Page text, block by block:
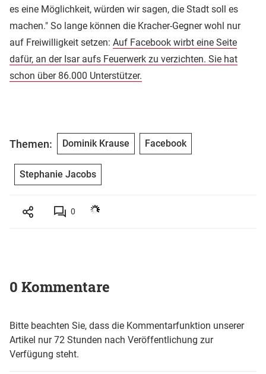
es eine Möglichkeit, würden wir sagen, die Stadt soll es
machen." So lange können die Kracher-Gegner wohl nur
auf Freiwilligkeit setzen: Auf Facebook wirbt eine Seite
dafür, an der Isar aufs Feuerwerk zu verzichten. Sie hat
schon über 86.000 Unterstützer.
Themen: Dominik Krause Facebook
Stephanie Jacobs
0
0 Kommentare
Bitte beachten Sie, dass die Kommentarfunktion unserer
Artikel nur 72 Stunden nach Veröffentlichung zur
Verfügung steht.